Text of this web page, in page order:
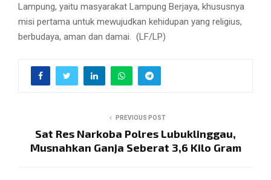
Lampung, yaitu masyarakat Lampung Berjaya, khususnya
misi pertama untuk mewujudkan kehidupan yang religius,
berbudaya, aman dan damai. (LF/LP)
PREVIOUS POST
Sat Res Narkoba Polres Lubuklinggau,
Musnahkan Ganja Seberat 3,6 Kilo Gram